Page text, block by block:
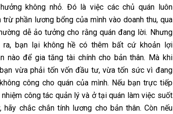
không nhỏ. Đó là việc các chủ quán luôn
trừ phần lương bổng của mình vào doanh thu, qua
dễ ảo tưởng cho rằng quán đang lời. Nhưng
ra, bạn lại không hề có thêm bất cứ khoản lợi
nào để gia tăng tài chính cho bản thân. Mà khi
vừa phải tốn vốn đầu tư, vừa tốn sức vì đang
công cho quán của mình. Nếu bạn trực tiếp
công tác quản lý và ở tại quán làm việc suốt
hãy chắc chắn tính lương cho bản thân. Còn nếu